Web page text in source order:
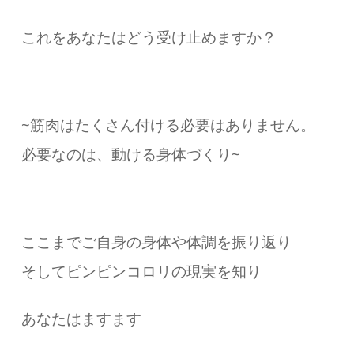
これをあなたはどう受け止めますか？
~筋肉はたくさん付ける必要はありません。
必要なのは、動ける身体づくり~
ここまでご自身の身体や体調を振り返り
そしてピンピンコロリの現実を知り
あなたはますます